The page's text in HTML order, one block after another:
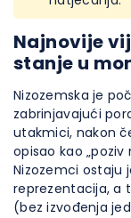
Najnovije
stanje u
Nizozemska je
zabrinjavajući
utakmici, nakon
opisao kao
Nizozemci ostaju
reprezentacija, a
(bez izvođenja